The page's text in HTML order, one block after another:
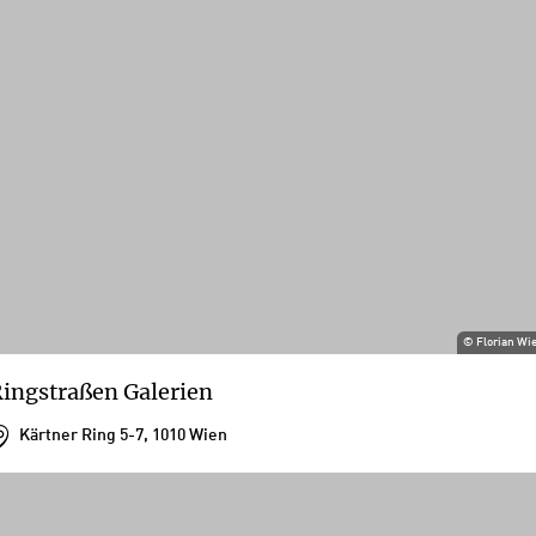
© Florian
Galerien
Kärtner Ring 5-7, 1010 Wien